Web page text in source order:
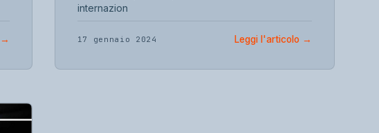
→
internazion
17 gennaio 2024 Leggi l'articolo →